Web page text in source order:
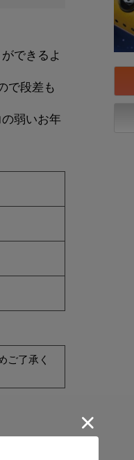
できるよ
で段差も
弱いお年
ご了承く